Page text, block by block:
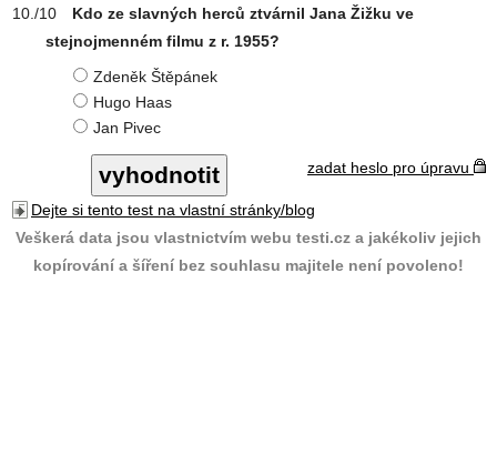
Kdo ze slavných herců ztvárnil Jana Žižku ve
stejnojmenném filmu z r. 1955?
Zdeněk Štěpánek
Hugo Haas
Jan Pivec
zadat heslo pro úpravu
Dejte si tento test na vlastní stránky/blog
Veškerá data jsou vlastnictvím webu testi.cz a jakékoliv jejich
kopírování a šíření bez souhlasu majitele není povoleno!